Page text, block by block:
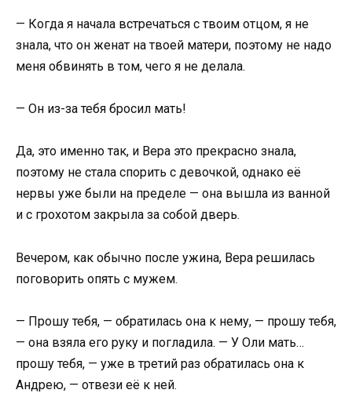
— Когда я начала встречаться с твоим отцом, я не
знала, что он женат на твоей матери, поэтому не надо
меня обвинять в том, чего я не делала.
— Он из-за тебя бросил мать!
Да, это именно так, и Вера это прекрасно знала,
поэтому не стала спорить с девочкой, однако её
нервы уже были на пределе — она вышла из ванной
и с грохотом закрыла за собой дверь.
Вечером, как обычно после ужина, Вера решилась
поговорить опять с мужем.
— Прошу тебя, — обратилась она к нему, — прошу тебя,
— она взяла его руку и погладила. — У Оли мать…
прошу тебя, — уже в третий раз обратилась она к
Андрею, — отвези её к ней.